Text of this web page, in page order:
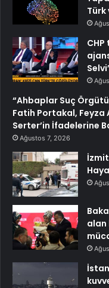
Türk
“Ahbaplar Suç
Fatih Portakal, Feyza
Serter’in İfadelerine
Ağustos 7, 2026
alan